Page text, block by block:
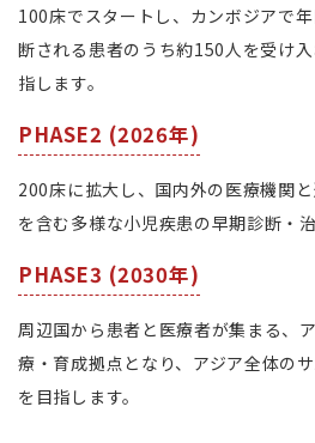
100床でスタートし、カンボジアで
断される患者のうち約150人を受け
指します。
PHASE2 (2026年)
200床に拡大し、国内外の医療機関
を含む多様な小児疾患の早期診断・
PHASE3 (2030年)
周辺国から患者と医療者が集まる、
療・育成拠点となり、アジア全体の
を目指します。